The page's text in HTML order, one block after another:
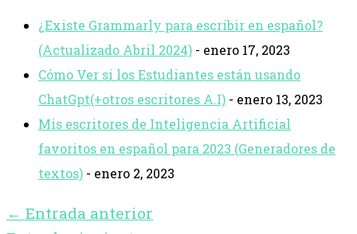
¿Existe Grammarly para escribir en español?
(Actualizado Abril 2024) - enero 17, 2023
Cómo Ver si los Estudiantes están usando
ChatGpt(+otros escritores A.I) - enero 13, 2023
Mis escritores de Inteligencia Artificial
favoritos en español para 2023 (Generadores de
textos) - enero 2, 2023
← Entrada anterior